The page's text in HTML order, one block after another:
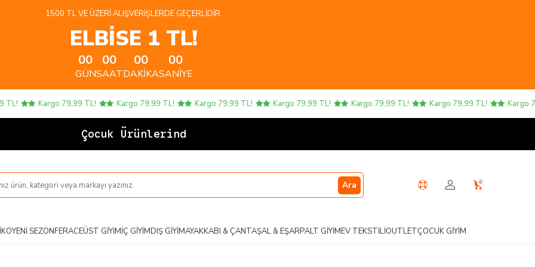
1500 TL VE ÜZERI ALIŞVERIŞLERDE GEÇERLIDIR.
ELBİSE 1 TL!
00
GÜN
00
SAAT
00
DAKIKA
00
SANIYE
Kargo 79,99 TL! Kargo 79,99 TL! Kargo 79,99 TL! Kargo 79,99 TL! Kargo 79,99 TL! Kargo 79,99 TL! Kargo
Çocuk Ürünlerinde 4
Ara 0
YENI SEZONFERACEÜST GIYIMİÇ GIYIMDIŞ GIYIMAYAKKABI & ÇANTAŞAL & EŞARPALT GIYIMEV TEKSTILIOUTLETÇOCUK GIYIM